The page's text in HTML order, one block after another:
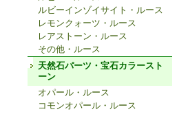
ルビーインゾイサイト・ルース
レモンクォーツ・ルース
レアストーン・ルース
その他・ルース
天然石パーツ・宝石カラースト
ーン
オパール・ルース
コモンオパール・ルース